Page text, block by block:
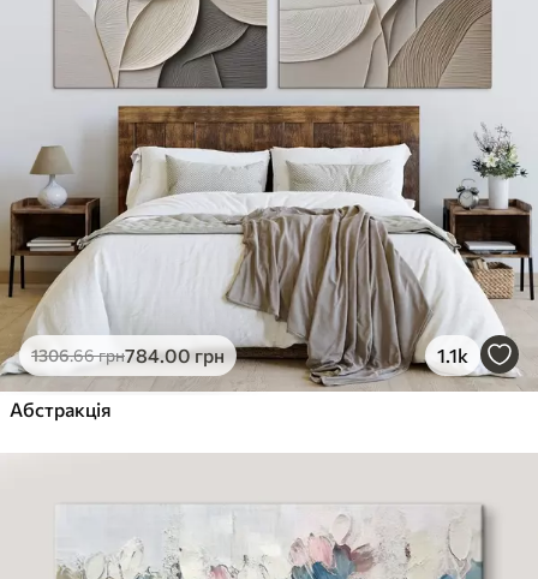
1306.66грн784.00грн 1.1k
Абстракція